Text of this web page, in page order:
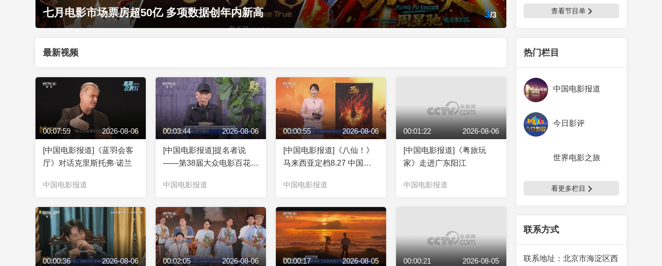
七月电影市场票房超50亿 多项数据创年内新高 3/3 查看节目单
热门栏目
中国电影报道
今日影评
世界电影之旅
看更多栏目
联系方式
联系地址： 北京市海淀区西
最新视频
00:07:59 2026-08-06
[中国电影报道]《蓝羽会客
厅》对话克里斯托弗·诺兰
中国电影报道
00:03:44 2026-08-06
[中国电影报道]提名者说
——第38届大众电影百花奖
牡丹花喻武侠 真功夫铸“镖
中国电影报道
00:00:55 2026-08-06
[中国电影报道]《八仙！》
马来西亚定档8.27 中国动
中国电影报道
00:01:22 2026-08-06
[中国电影报道]《粤旅玩
家》走进广东阳江
中国电影报道
00:00:36 2026-08-06 00:02:05 2026-08-06 00:00:17 2026-08-05 00:00:21 2026-08-05